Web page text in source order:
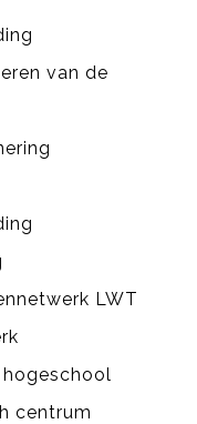
van de
LWT
centrum